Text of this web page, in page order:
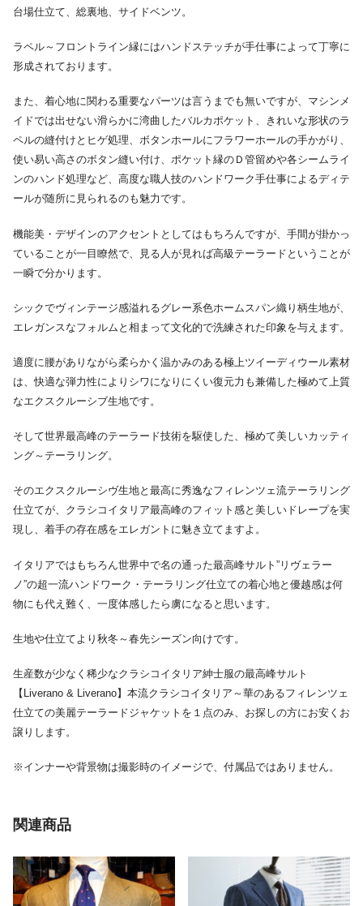
台場仕立て、総裏地、サイドベンツ。
ラペル～フロントライン縁にはハンドステッチが手仕事によって丁寧に
形成されております。
また、着心地に関わる重要なパーツは言うまでも無いですが、マシンメ
イドでは出せない滑らかに湾曲したバルカポケット、きれいな形状のラ
ペルの縫付けとヒゲ処理、ボタンホールにフラワーホールの手かがり、
使い易い高さのボタン縫い付け、ポケット縁のＤ管留めや各シームライ
ンのハンド処理など、高度な職人技のハンドワーク手仕事によるディテ
ールが随所に見られるのも魅力です。
機能美・デザインのアクセントとしてはもちろんですが、手間が掛かっ
ていることが一目瞭然で、見る人が見れば高級テーラードということが
一瞬で分かります。
シックでヴィンテージ感溢れるグレー系色ホームスパン織り柄生地が、
エレガンスなフォルムと相まって文化的で洗練された印象を与えます。
適度に腰がありながら柔らかく温かみのある極上ツイーディウール素材
は、快適な弾力性によりシワになりにくい復元力も兼備した極めて上質
なエクスクルーシブ生地です。
そして世界最高峰のテーラード技術を駆使した、極めて美しいカッティ
ング～テーラリング。
そのエクスクルーシヴ生地と最高に秀逸なフィレンツェ流テーラリング
仕立てが、クラシコイタリア最高峰のフィット感と美しいドレープを実
現し、着手の存在感をエレガントに魅き立てますよ。
イタリアではもちろん世界中で名の通った最高峰サルト”リヴェラー
ノ”の超一流ハンドワーク・テーラリング仕立ての着心地と優越感は何
物にも代え難く、一度体感したら虜になると思います。
生地や仕立てより秋冬～春先シーズン向けです。
生産数が少なく稀少なクラシコイタリア紳士服の最高峰サルト
【Liverano & Liverano】本流クラシコイタリア～華のあるフィレンツェ
仕立ての美麗テーラードジャケットを１点のみ、お探しの方にお安くお
譲りします。
※インナーや背景物は撮影時のイメージで、付属品ではありません。
関連商品